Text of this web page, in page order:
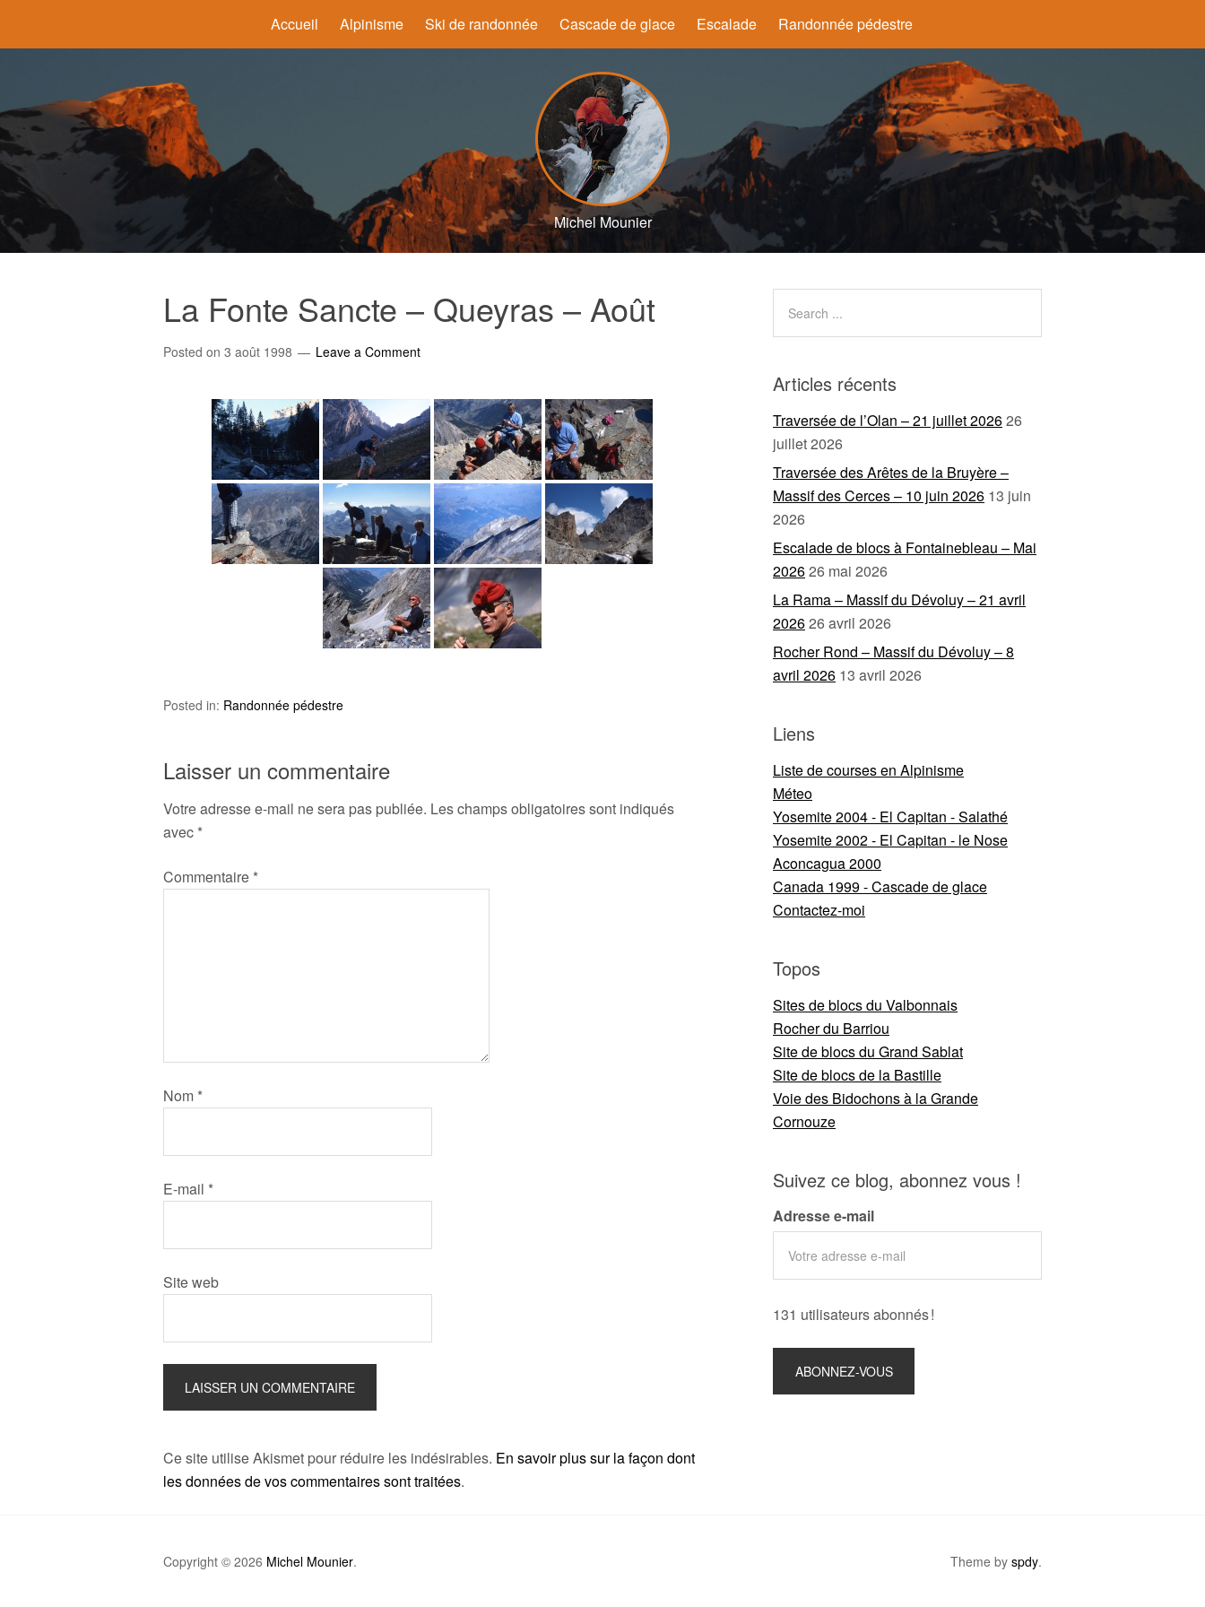
Accueil Alpinisme Ski de randonnée Cascade de glace Escalade Randonnée pédestre
Michel Mounier
La Fonte Sancte – Queyras – Août
Posted on 3 août 1998 Leave a Comment
Posted in: Randonnée pédestre
Laisser un commentaire
Votre adresse e-mail ne sera pas publiée. Les champs obligatoires sont indiqués
avec *
Commentaire *
Nom *
E-mail *
Site web
Ce site utilise Akismet pour réduire les indésirables. En savoir plus sur la façon dont
les données de vos commentaires sont traitées.
Articles récents
Traversée de l’Olan – 21 juillet 202626
juillet 2026
Traversée des Arêtes de la Bruyère –
Massif des Cerces – 10 juin 2026 13 juin
2026
Escalade de blocs à Fontainebleau – Mai
202626 mai 2026
La Rama – Massif du Dévoluy – 21 avril
202626 avril 2026
Rocher Rond – Massif du Dévoluy – 8
avril 2026 13 avril 2026
Liens
Liste de courses en Alpinisme
Méteo
Yosemite 2004 - El Capitan - Salathé
Yosemite 2002 - El Capitan - le Nose
Aconcagua 2000
Canada 1999 - Cascade de glace
Contactez-moi
Topos
Sites de blocs du Valbonnais
Rocher du Barriou
Site de blocs du Grand Sablat
Site de blocs de la Bastille
Voie des Bidochons à la Grande
Cornouze
Suivez ce blog, abonnez vous !
Adresse e-mail
131 utilisateurs abonnés !
Copyright © 2026 Michel Mounier. Theme by spdy.